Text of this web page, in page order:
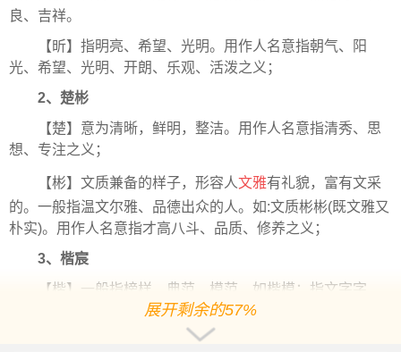
良、吉祥。
【昕】指明亮、希望、光明。用作人名意指朝气、阳
光、希望、光明、开朗、乐观、活泼之义；
2、楚彬
【楚】意为清晰，鲜明，整洁。用作人名意指清秀、思
想、专注之义；
【彬】文质兼备的样子，形容人文雅有礼貌，富有文采
的。一般指温文尔雅、品德出众的人。如:文质彬彬(既文雅又
朴实)。用作人名意指才高八斗、品质、修养之义；
3、楷宸
【楷】一般指榜样，典范，模范，如楷模；指文字字
形，如楷书。用作人名意指兢兢业业、以身作则、出类拔萃
展开剩余的57%